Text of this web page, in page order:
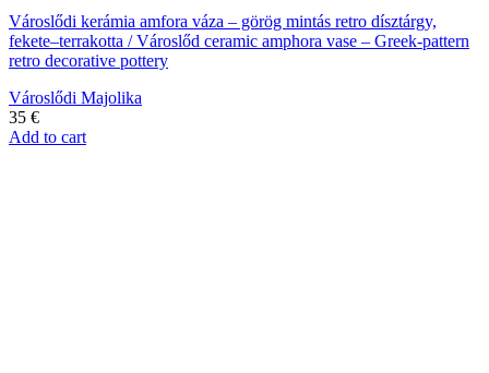
Városlődi kerámia amfora váza – görög mintás retro dísztárgy,
fekete–terrakotta / Városlőd ceramic amphora vase – Greek-pattern
retro decorative pottery
Városlődi Majolika
35 €
Add to cart